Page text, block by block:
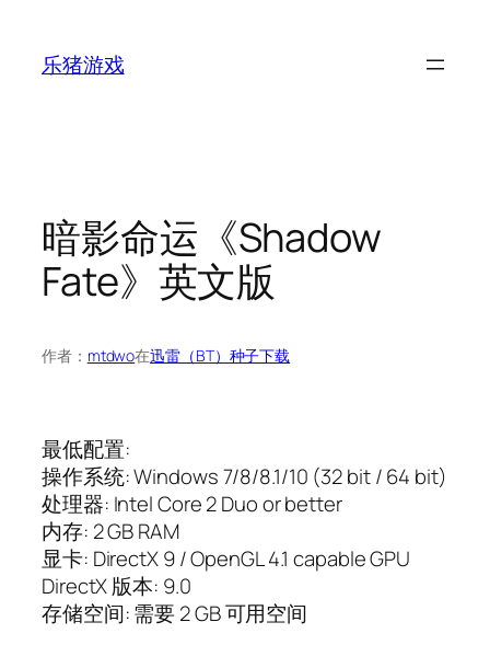
乐猪游戏
暗影命运《Shadow
Fate》英文版
作者： mtdwo在迅雷（BT）种子下载
最低配置:
操作系统: Windows 7/8/8.1/10 (32 bit / 64 bit)
处理器: Intel Core 2 Duo or better
内存: 2 GB RAM
显卡: DirectX 9 / OpenGL 4.1 capable GPU
DirectX 版本: 9.0
存储空间: 需要 2 GB 可用空间